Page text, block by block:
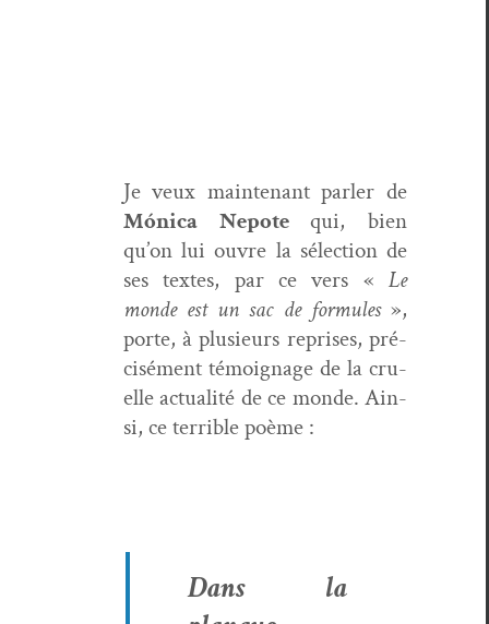
Je veux main­tenant par­ler de
Móni­ca Nepotequi, bien
qu’on lui ouvre la sélec­tion de
ses textes, par ce vers « Le
monde est un sac de for­mules»,
porte, à plusieurs repris­es, pré­
cisé­ment témoignage de la cru­
elle actu­al­ité de ce monde. Ain­
si, ce ter­ri­ble poème :
Dans la